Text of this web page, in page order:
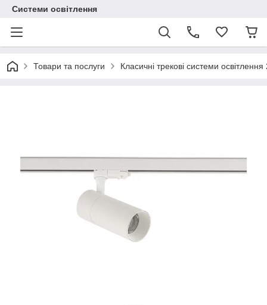
Системи освітлення
Товари та послуги Класичні трекові системи